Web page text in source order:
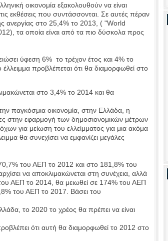
οικονομία εξακολουθούν να είναι
εκθέσεις που συντάσσονται. Σε αυτές πέραν
ανεργίας στο 25,4% το 2013, ( "World
τα οποία είναι από τα πιο δύσκολα προς
ύφεση 6% το τρέχον έτος και 4% το
προβλέπεται ότι θα διαμορφωθεί στο
στο 3,4% το 2014 και θα
παγκόσμια οικονομία, στην Ελλάδα, η
στην εφαρμογή των δημοσιονομικών μέτρων
για μείωση του ελλείμματος για μια ακόμα
θα συνεχίσει να εμφανίζει μεγάλες
του ΑΕΠ το 2012 και στο 181,8% του
να αποκλιμακώνεται στη συνέχεια, αλλά
ΑΕΠ το 2014, θα μειωθεί σε 174% του ΑΕΠ
του ΑΕΠ το 2017. Βάσει του
το 2020 το χρέος θα πρέπει να είναι
ότι αυτή θα διαμορφωθεί το 2012 στο